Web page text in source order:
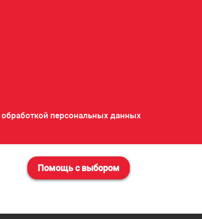
персональных данных
Помощь с выбором